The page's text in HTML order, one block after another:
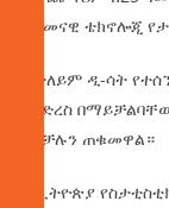
በዘመናዊ ቴክኖሎጂ
በተለይም ዲ-ሳት
መድረስ
መቻሉን ጠቁመዋል።
የኢትዮጵያ